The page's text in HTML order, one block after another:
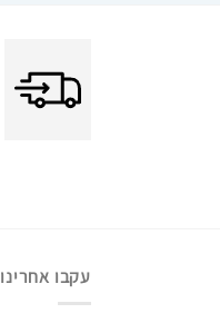
עקבו אחרינו